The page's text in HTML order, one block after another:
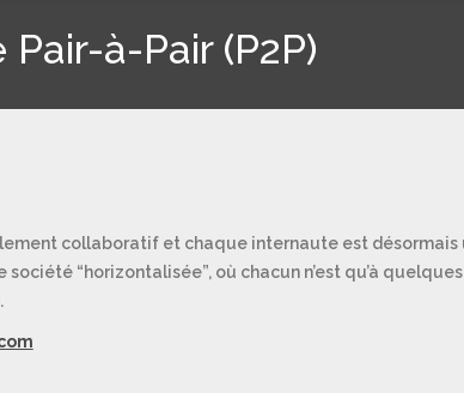
à-Pair (P2P)
collaboratif et chaque internaute est désormais
“horizontalisée”, où chacun n’est qu’à